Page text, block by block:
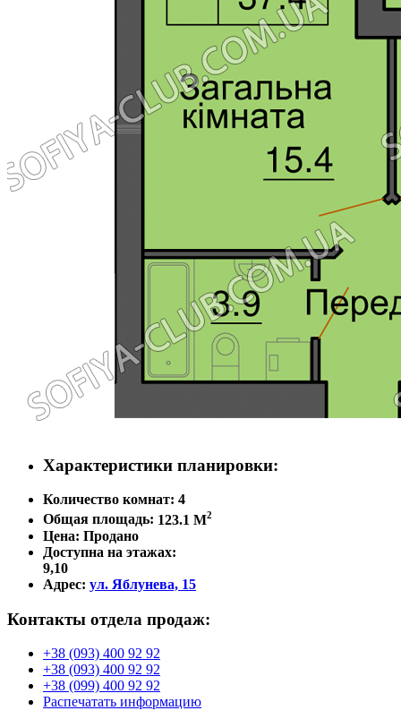
Характеристики планировки:
Количество комнат: 4
Общая площадь: 123.1 M2
Цена: Продано
Доступна на этажах:
9,10
Адрес: ул. Яблунева, 15
Контакты отдела продаж:
+38 (093) 400 92 92
+38 (093) 400 92 92
+38 (099) 400 92 92
Распечатать информацию